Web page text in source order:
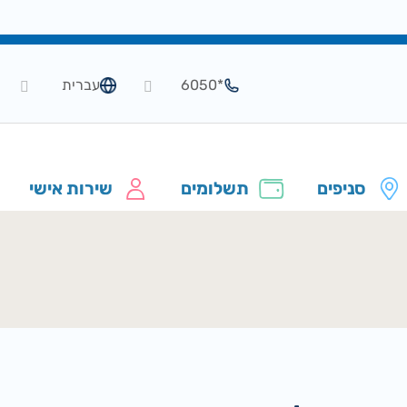
עברית *6050
סניפים תשלומים שירות אישי